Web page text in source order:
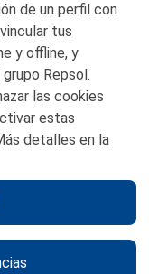
de un perfil con
tus
y offline, y
Repsol.
las cookies
estas
detalles en la